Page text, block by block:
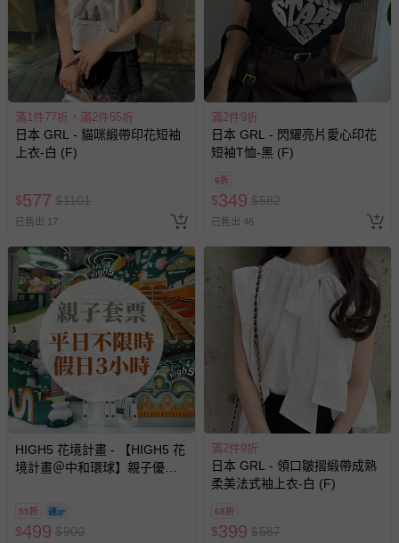
滿1件77折，滿2件55折
日本 GRL - 貓咪緞帶印花短袖
上衣-白 (F)
$577 $1101
已售出 17
滿2件9折
日本 GRL - 閃耀亮片愛心印花
短袖T恤-黑 (F)
6折
$349 $582
已售出 46
HIGH5 花境計畫 - 【HIGH5 花
境計畫＠中和環球】親子優惠
55折
$499 $900
滿2件9折
日本 GRL - 領口皺摺緞帶成熟
柔美法式袖上衣-白 (F)
68折
$399 $587